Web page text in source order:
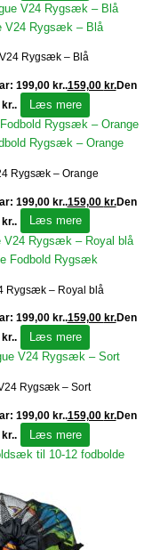
Rygsæk – Blå
199,00 kr..159,00 kr.Den
Læs mere
Rygsæk – Orange
199,00 kr..159,00 kr.Den
Læs mere
Rygsæk – Royal blå
199,00 kr..159,00 kr.Den
Læs mere
Rygsæk – Sort
199,00 kr..159,00 kr.Den
Læs mere